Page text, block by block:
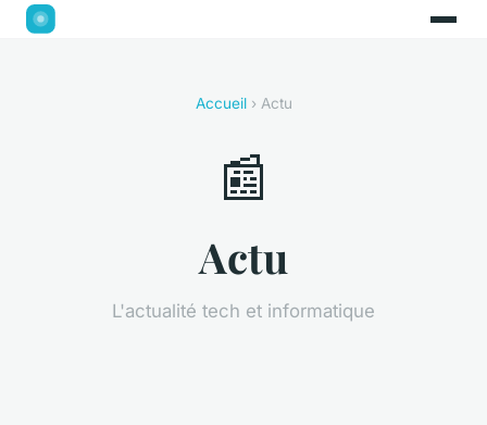
Accueil› Actu
📰
Actu
L'actualité tech et informatique